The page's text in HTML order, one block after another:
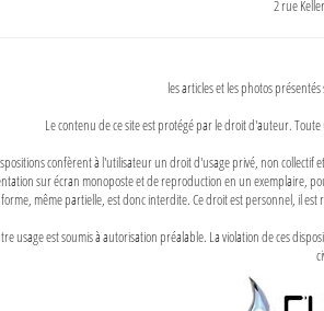
2 rue
les articles et les photos
Le contenu de ce site est protégé par le droit d'auteur.
confèrent à l'utilisateur un droit d'usage privé, non
sur écran monoposte et de reproduction en un exemplaire,
forme, même partielle, est donc interdite. Ce droit est personnel, il
usage est soumis à autorisation préalable. La violation de ces